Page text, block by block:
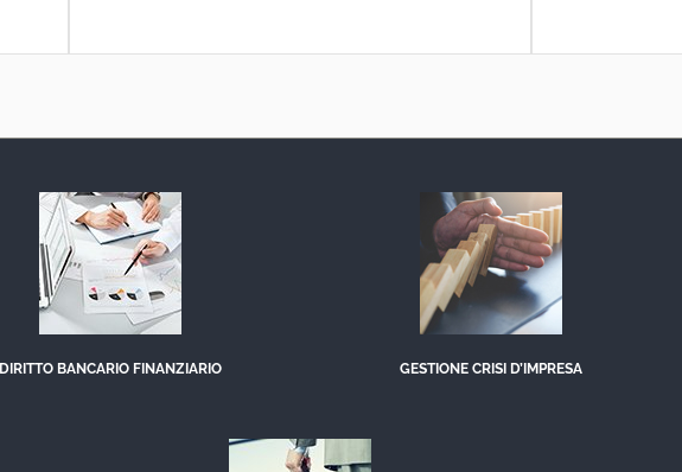
DIRITTO BANCARIO FINANZIARIO GESTIONE CRISI D’IMPRESA